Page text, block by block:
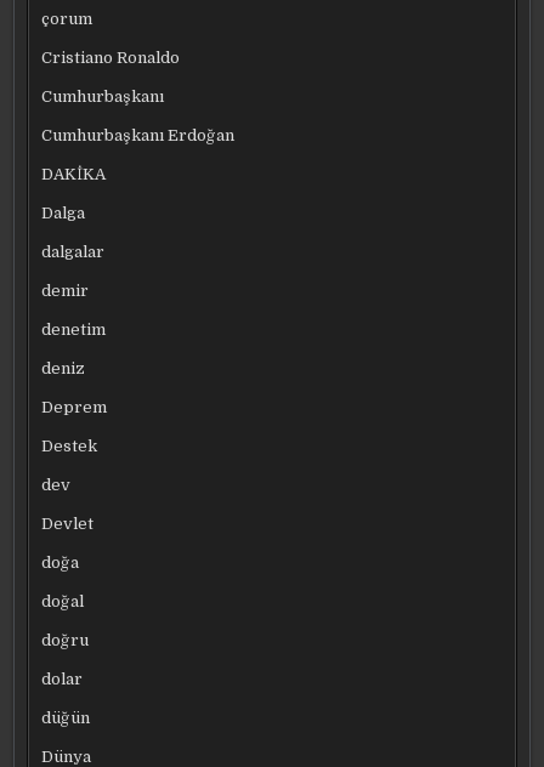
çorum
Cristiano Ronaldo
Cumhurbaşkanı
Cumhurbaşkanı Erdoğan
DAKİKA
Dalga
dalgalar
demir
denetim
deniz
Deprem
Destek
dev
Devlet
doğa
doğal
doğru
dolar
düğün
Dünya